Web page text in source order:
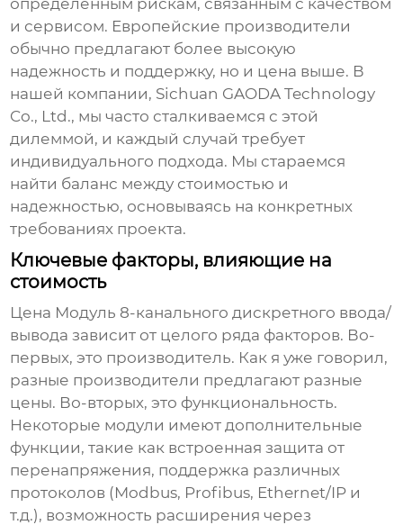
и сервисом. Европейские производители
обычно предлагают более высокую
надежность и поддержку, но и цена выше. В
нашей компании, Sichuan GAODA Technology
Co., Ltd., мы часто сталкиваемся с этой
дилеммой, и каждый случай требует
индивидуального подхода. Мы стараемся
найти баланс между стоимостью и
надежностью, основываясь на конкретных
требованиях проекта.
Ключевые факторы, влияющие на
стоимость
Цена Модуль 8-канального дискретного ввода/
вывода зависит от целого ряда факторов. Во-
первых, это производитель. Как я уже говорил,
разные производители предлагают разные
цены. Во-вторых, это функциональность.
Некоторые модули имеют дополнительные
функции, такие как встроенная защита от
перенапряжения, поддержка различных
протоколов (Modbus, Profibus, Ethernet/IP и
т.д.), возможность расширения через